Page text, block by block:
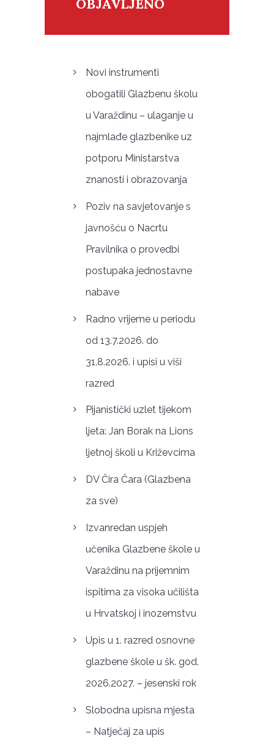
OBJAVLJENO
Novi instrumenti
obogatili Glazbenu školu
u Varaždinu – ulaganje u
najmlađe glazbenike uz
potporu Ministarstva
znanosti i obrazovanja
Poziv na savjetovanje s
javnošću o Nacrtu
Pravilnika o provedbi
postupaka jednostavne
nabave
Radno vrijeme u periodu
od 13.7.2026. do
31.8.2026. i upisi u viši
razred
Pijanistički uzlet tijekom
ljeta: Jan Borak na Lions
ljetnoj školi u Križevcima
DV Čira Čara (Glazbena
za sve)
Izvanredan uspjeh
učenika Glazbene škole u
Varaždinu na prijemnim
ispitima za visoka učilišta
u Hrvatskoj i inozemstvu
Upis u 1. razred osnovne
glazbene škole u šk. god.
2026.2027. – jesenski rok
Slobodna upisna mjesta
– Natječaj za upis